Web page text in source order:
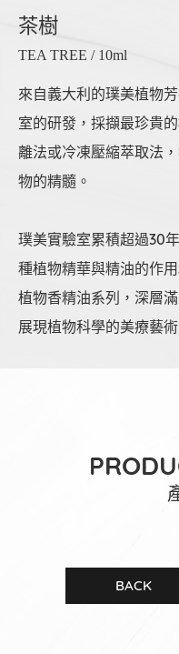
茶樹
TEA TREE / 10ml
來自義大利的璞美植物
室的研發，採擷最珍貴
離法或冷凍壓縮萃取法
物的精髓。
璞美實驗室累積超過30
種植物精華與精油的作
植物香精油系列，深層
展現植物科學的美療藝術
BACK